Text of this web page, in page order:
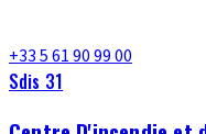
+33 5 61 90 99 00
Sdis 31